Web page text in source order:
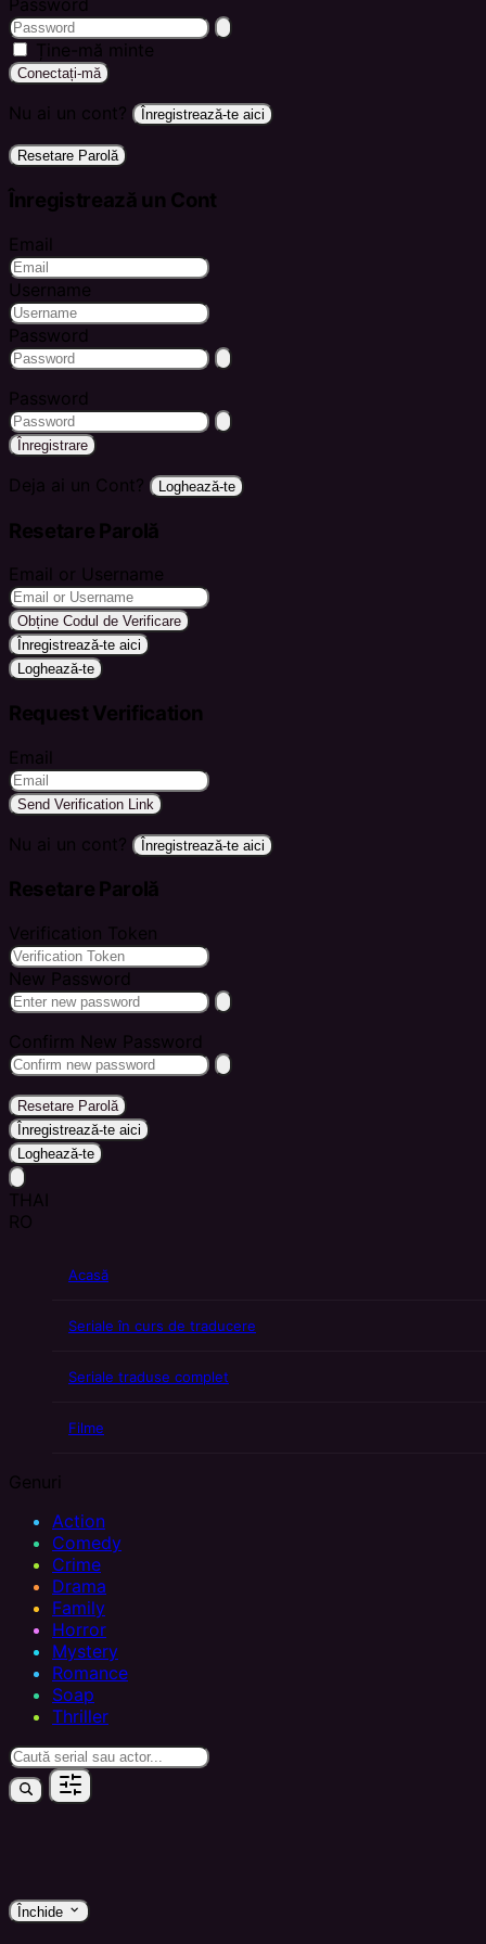
Password
Ține-mă minte
Conectați-mă
Nu ai un cont? Înregistrează-te aici
Resetare Parolă
Înregistrează un Cont
Email
Username
Password
Password
Înregistrare
Deja ai un Cont? Loghează-te
Resetare Parolă
Email or Username
Obține Codul de Verificare
Înregistrează-te aici
Loghează-te
Request Verification
Email
Send Verification Link
Nu ai un cont? Înregistrează-te aici
Resetare Parolă
Verification Token
New Password
Confirm New Password
Resetare Parolă
Înregistrează-te aici
Loghează-te
THAI
RO
Acasă
Seriale în curs de traducere
Seriale traduse complet
Filme
Genuri
Action
Comedy
Crime
Drama
Family
Horror
Mystery
Romance
Soap
Thriller
Închide keyboard_arrow_down